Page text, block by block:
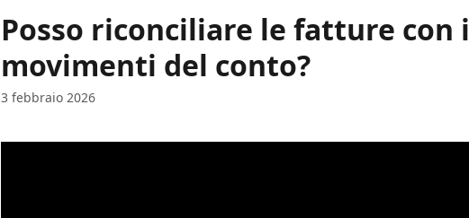
Posso riconciliare le fatture con i
movimenti del conto?
3 febbraio 2026